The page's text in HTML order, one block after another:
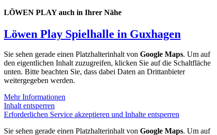
LÖWEN PLAY auch in Ihrer Nähe
Löwen Play Spielhalle in Guxhagen
Sie sehen gerade einen Platzhalterinhalt von Google Maps. Um auf
den eigentlichen Inhalt zuzugreifen, klicken Sie auf die Schaltfläche
unten. Bitte beachten Sie, dass dabei Daten an Drittanbieter
weitergegeben werden.
Mehr Informationen
Inhalt entsperren
Erforderlichen Service akzeptieren und Inhalte entsperren
Sie sehen gerade einen Platzhalterinhalt von Google Maps. Um auf